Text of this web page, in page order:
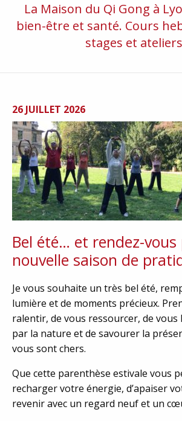
La Maison du Qi Gong à
bien-être et santé. Cours
stages et
26 JUILLET 2026
Bel été… et rendez-
nouvelle saison de
Je vous souhaite un très bel été,
lumière et de moments précieux.
ralentir, de vous ressourcer, de
par la nature et de savourer la
vous sont chers.
Que cette parenthèse estivale vous
recharger votre énergie, d’apaiser
revenir avec un regard neuf et un